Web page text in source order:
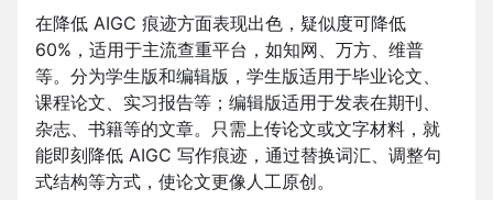
在降低 AIGC 痕迹方面表现出色，疑似度可降低
60%，适用于主流查重平台，如知网、万方、维普
等。分为学生版和编辑版，学生版适用于毕业论文、
课程论文、实习报告等；编辑版适用于发表在期刊、
杂志、书籍等的文章。只需上传论文或文字材料，就
能即刻降低 AIGC 写作痕迹，通过替换词汇、调整句
式结构等方式，使论文更像人工原创。